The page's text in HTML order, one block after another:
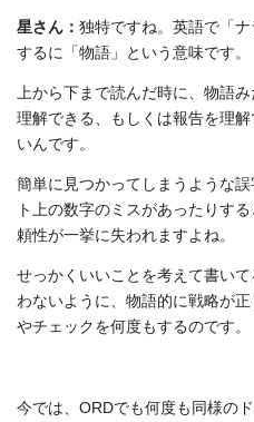
星さん： 独特ですね。英語で「
するに「物語」という意味です。
上から下まで読んだ時に、物語
理解できる、もしくは報告を理
いんです。
簡単に見つかってしまうような
ト上の数字のミスがあったりす
頼性が一挙に失われますよね。
せっかくいいことを考えて書い
わないように、物語的に戦略が
やチェックを何度もするのです。
今では、ORDでも何度も同様の